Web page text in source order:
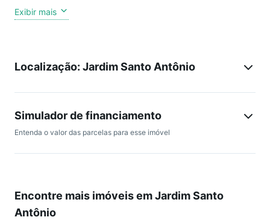
imóvel oferece. Ideal para quem busca conforto e
praticidade em um só lugar. Agende uma visita e venha
Exibir mais
Localização: Jardim Santo Antônio
Simulador de financiamento
Entenda o valor das parcelas para esse imóvel
Encontre mais imóveis em Jardim Santo
Antônio